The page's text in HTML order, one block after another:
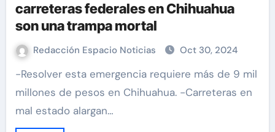
carreteras federales en Chihuahua
son una trampa mortal
Redacción Espacio Noticias Oct 30, 2024
-Resolver esta emergencia requiere más de 9 mil
millones de pesos en Chihuahua. -Carreteras en
mal estado alargan…